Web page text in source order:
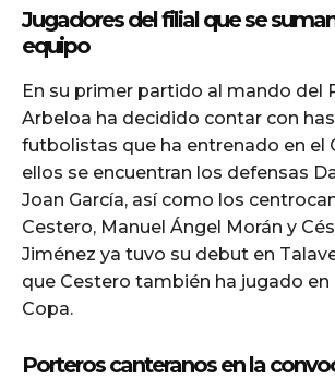
Jugadores del filial que se
equipo
En su primer partido al mando del
Arbeloa ha decidido contar con
futbolistas que ha entrenado en el
ellos se encuentran los defensas
Joan García, así como los
Cestero, Manuel Ángel Morán y
Jiménez ya tuvo su debut en
que Cestero también ha jugado en
Copa.
Porteros canteranos en la